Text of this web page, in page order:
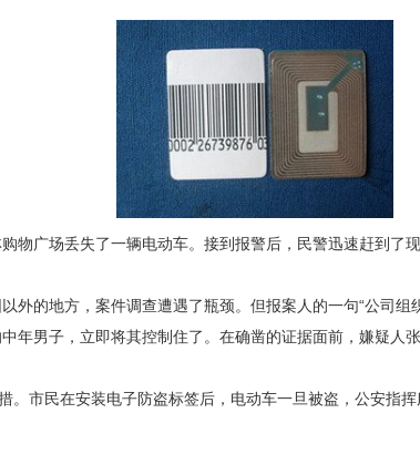
广场丢失了一辆电动车。接到报警后，民警迅速赶到了现
地方，案件调查遭遇了瓶颈。但报案人的一句“公司组
年男子，立即将其控制住了。在确凿的证据面前，嫌疑人
民在安装电子防盗标签后，电动车一旦被盗，公安指